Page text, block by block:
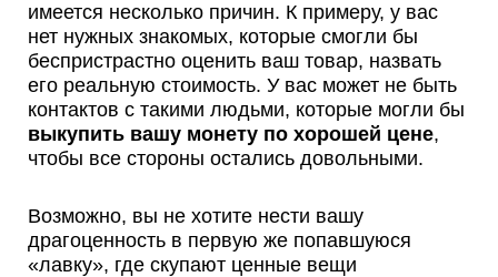
имеется несколько причин. К примеру, у вас
нет нужных знакомых, которые смогли бы
беспристрастно оценить ваш товар, назвать
его реальную стоимость. У вас может не быть
контактов с такими людьми, которые могли бы
выкупить вашу монету по хорошей цене,
чтобы все стороны остались довольными.
Возможно, вы не хотите нести вашу
драгоценность в первую же попавшуюся
«лавку», где скупают ценные вещи